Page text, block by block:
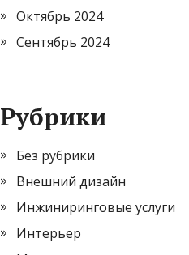
Октябрь 2024
Сентябрь 2024
Рубрики
Без рубрики
Внешний дизайн
Инжиниринговые услуги
Интерьер